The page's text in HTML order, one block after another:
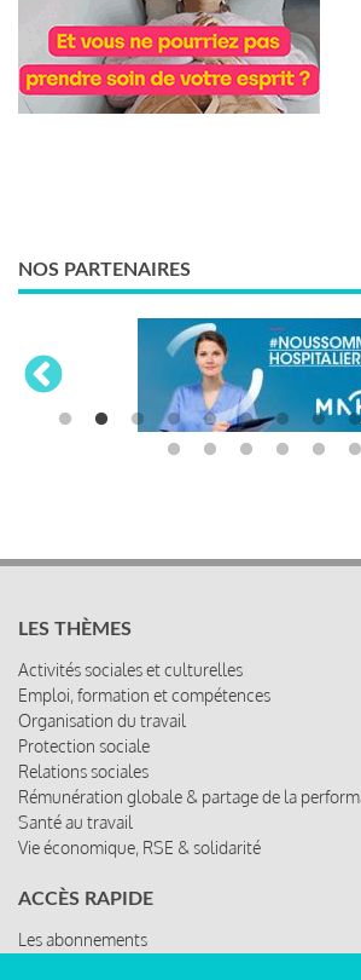
NOS PARTENAIRES
LES THÈMES
Activités sociales et culturelles
Emploi, formation et compétences
Organisation du travail
Protection sociale
Relations sociales
Rémunération globale & partage de la
Santé au travail
Vie économique, RSE & solidarité
ACCÈS RAPIDE
Les abonnements